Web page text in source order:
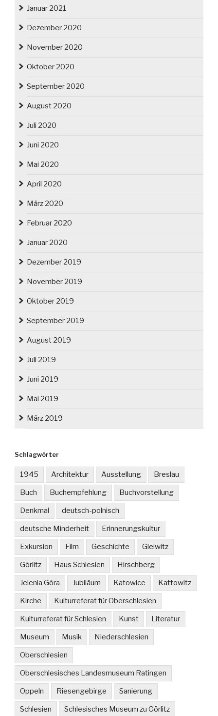
Januar 2021
Dezember 2020
November 2020
Oktober 2020
September 2020
August 2020
Juli 2020
Juni 2020
Mai 2020
April 2020
März 2020
Februar 2020
Januar 2020
Dezember 2019
November 2019
Oktober 2019
September 2019
August 2019
Juli 2019
Juni 2019
Mai 2019
März 2019
Schlagwörter
1945 Architektur Ausstellung Breslau
Buch Buchempfehlung Buchvorstellung
Denkmal deutsch-polnisch
deutsche Minderheit Erinnerungskultur
Exkursion Film Geschichte Gleiwitz
Görlitz Haus Schlesien Hirschberg
Jelenia Góra Jubiläum Katowice Kattowitz
Kirche Kulturreferat für Oberschlesien
Kulturreferat für Schlesien Kunst Literatur
Museum Musik Niederschlesien
Oberschlesien
Oberschlesisches Landesmuseum Ratingen
Oppeln Riesengebirge Sanierung
Schlesien Schlesisches Museum zu Görlitz